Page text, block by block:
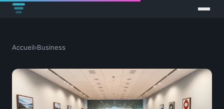
Accueil›Business